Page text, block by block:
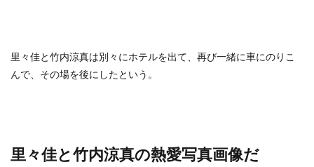
里々佳と竹内涼真は別々にホテルを出て、再び一緒に車にのりこ
んで、その場を後にしたという。
里々佳と竹内涼真の熱愛写真画像だ